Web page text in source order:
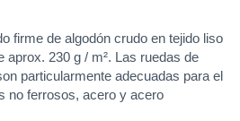
firme de algodón crudo en tejido liso
aprox. 230 g / m². Las ruedas de
particularmente adecuadas para el
no ferrosos, acero y acero